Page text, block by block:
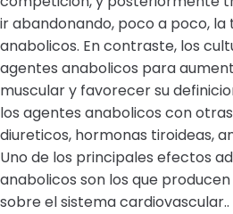
ir abandonando, poco a poco,
anabolicos. En contraste, los
agentes anabolicos para
muscular y favorecer su
los agentes anabolicos con
diureticos, hormonas tiroideas,
Uno de los principales efectos
anabolicos son los que
sobre el sistema cardiovascular..